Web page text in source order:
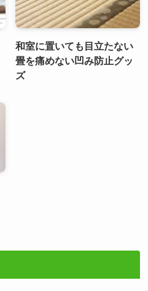
和室に置いても目立たない
畳を痛めない凹み防止グッ
ズ